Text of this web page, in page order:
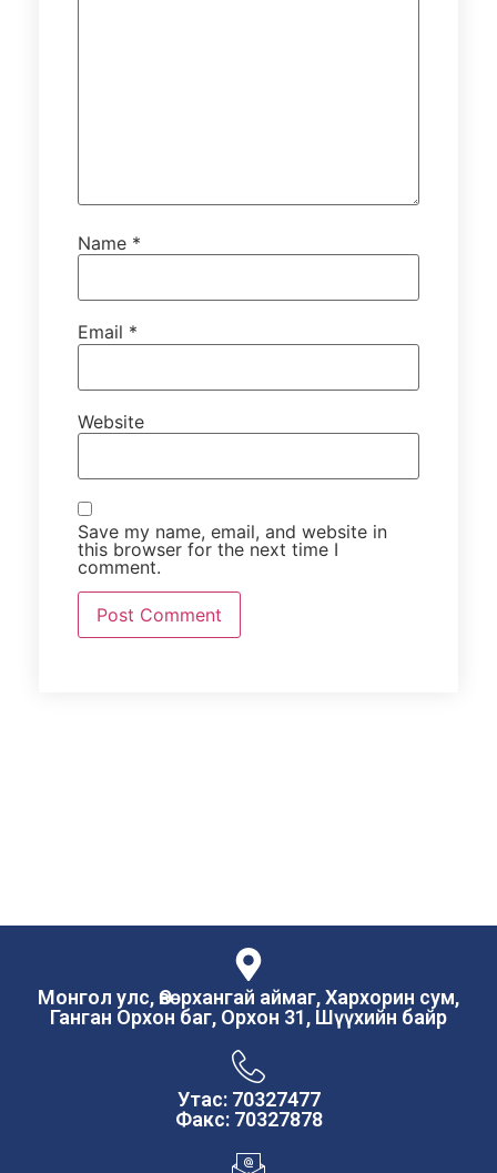
Name *
Email *
Website
Save my name, email, and website in
this browser for the next time I
comment.
Монгол улс, Өвөрхангай аймаг, Хархорин сум,
Ганган Орхон баг, Орхон 31, Шүүхийн байр
Утас: 70327477
Факс: 70327878